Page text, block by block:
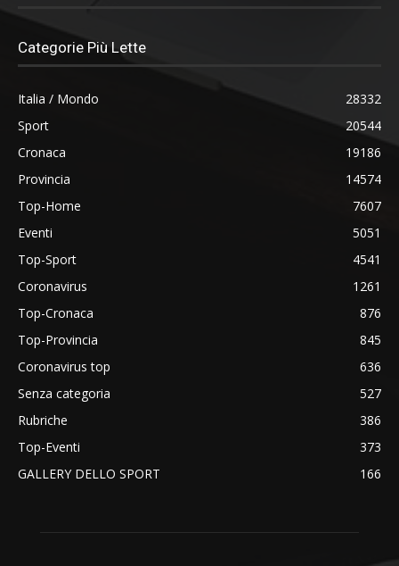
Categorie Più Lette
Italia / Mondo
28332
Sport
20544
Cronaca
19186
Provincia
14574
Top-Home
7607
Eventi
5051
Top-Sport
4541
Coronavirus
1261
Top-Cronaca
876
Top-Provincia
845
Coronavirus top
636
Senza categoria
527
Rubriche
386
Top-Eventi
373
GALLERY DELLO SPORT
166